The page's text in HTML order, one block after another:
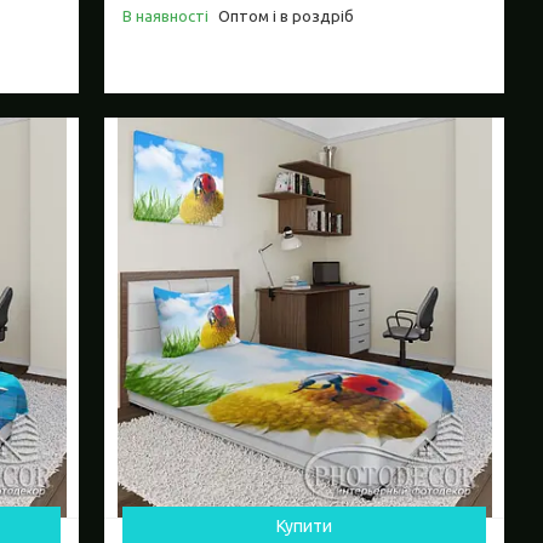
В наявності Оптом і в роздріб
Купити